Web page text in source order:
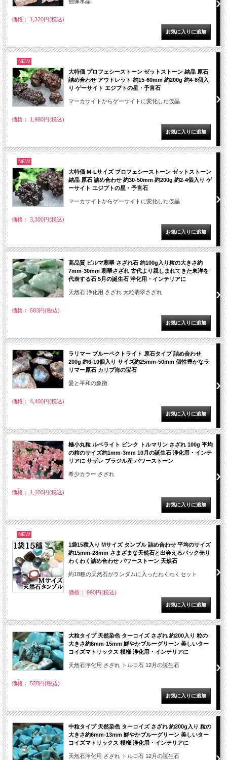
価格： 1,320円(税込)
NEW
大特価 プロフェシーストーン ゼットストーン 結晶 原石
詰め合わせ アウトレット 約15-60mm 約200g 約4-8個入
り ゲーサイト エジプトの星・予言石
マーカサイトからゲーサイトに変化した仮晶
価格： 1,980円(税込)
NEW
大特価 M-Lサイズ プロフェシーストーン ゼットストーン
結晶 原石 詰め合わせ 約30-50mm 約200g 約2-4個入り ゲ
ーサイト エジプトの星・予言石
マーカサイトからゲーサイトに変化した仮晶
価格： 3,300円(税込)
高品質 ビルマ翡翠 さざれ石 約100g入り粒の大きさ約
7mm-30mm 翡翠さざれ 古代より親しまれてきた東洋を
代表する石 5月の誕生石 浄化用・インテリアに
天然石 浄化用 さざれ 大粒翡翠さざれ
価格： 583円(税込)
ラリマー ブルーペクトライト 原石タイプ 詰め合わせ
200g 約6-10個入り サイズ約25mm-50mm 個性豊かなラ
リマー原石 カリブ海の宝石
愛と平和の象徴
価格： 4,400円(税込)
極小丸粒 ルベライト ピンク トルマリン さざれ 100g 平均
の粒のサイズ約1mm-3mm 10月の誕生石 浄化用・インテ
リアに サザレ ブラジル産 パワーストーン
希少カラー さざれ
価格： 1,100円(税込)
NEW
1袋15種入り Mサイズ タンブル 詰め合わせ 平均のサイズ
約15mm-28mm さまざまな天然石と出会えるパック売り
わくわく詰め合わせ パワーストーン 天然石
約18種の天然石がランダムに入ったわくわくセット
価格： 990円(税込)
大粒タイプ 天然染色 ターコイズ さざれ 約200入り 粒の
大きさ約8mm-15mm 鮮やかブルーグリーン 美しいター
コイズマトリックス 模様 浄化用・インテリアに
天然石浄化用 さざれ トルコ石 12月の誕生石
価格： 528円(税込)
中粒タイプ 天然染色 ターコイズ さざれ 約200g入り 粒の
大きさ約6mm-13mm 鮮やかブルーグリーン 美しいター
コイズマトリックス 模様 浄化用・インテリアに
天然石浄化用 さざれ トルコ石 12月の誕生石